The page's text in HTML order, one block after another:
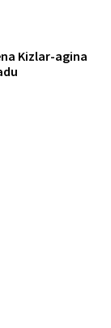
Kizlar-agina